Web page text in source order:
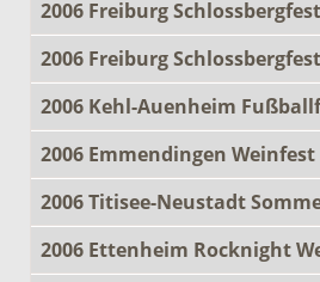
2006 Freiburg Schlossbergfest
2006 Freiburg
2006 Kehl-Auenheim
2006 Emmendingen Weinfest
2006 Titisee-Neustadt
2006 Ettenheim Rocknight